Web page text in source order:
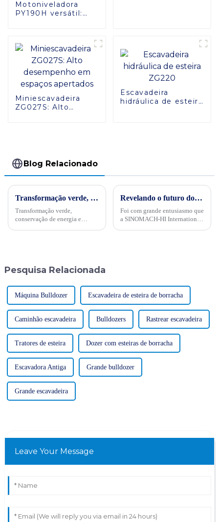
Motoniveladora
PY190H versátil:
Miniescavadeira
ZG027S: Alto
Escavadeira
hidráulica de esteira
Blog Relacionado
Transformação verde, conservação de energia e trabalho árduoPor ocasião da "34ª Semana Publicitária de Conservação de Energia" nacional de 2024, no dia 15 de maio, empresas internacionais realizaram projetos de energia
Transformação verde,
conservação de energia e
Revelando o futuro dos equipamentos de mineração com SINOMACH-HI no Expominas 2024
Foi com grande entusiasmo que
a SINOMACH-HI International
Pesquisa Relacionada
Máquina Bulldozer Escavadeira de esteira de borracha
Caminhão escavadeira Bulldozers Rastrear escavadeira
Tratores de esteira Dozer com esteiras de borracha
Escavadora Antiga Grande bulldozer
Grande escavadeira
Leave Your Message